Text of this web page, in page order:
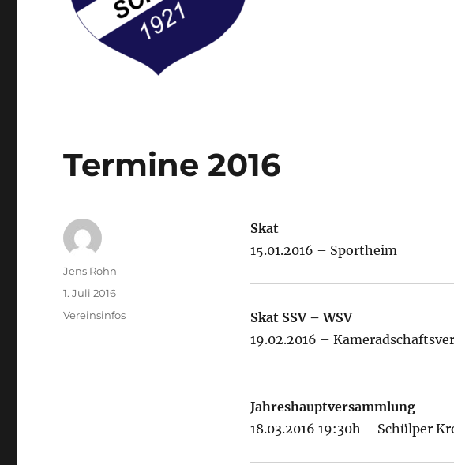
Termine 2016
Skat
15.01.2016 – Sportheim
Skat SSV – WSV
19.02.2016 –
Jahreshauptversammlung
18.03.2016 19:30h – Schülper
Autor
Jens Rohn
Veröffentlicht
1. Juli 2016
Kategorien
Vereinsinfos